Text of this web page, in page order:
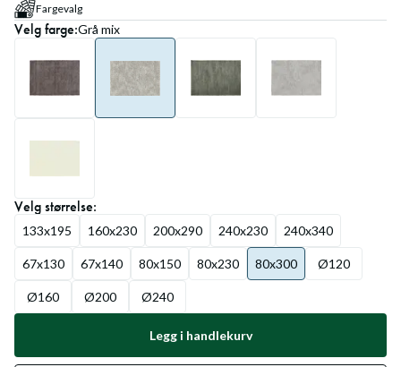
Fargevalg
Velgfarge:Grå mix
Velgstørrelse:
133x195 160x230 200x290 240x230 240x340
67x130 67x140 80x150 80x230 80x300 Ø120
Ø160 Ø200 Ø240
Legg i handlekurv